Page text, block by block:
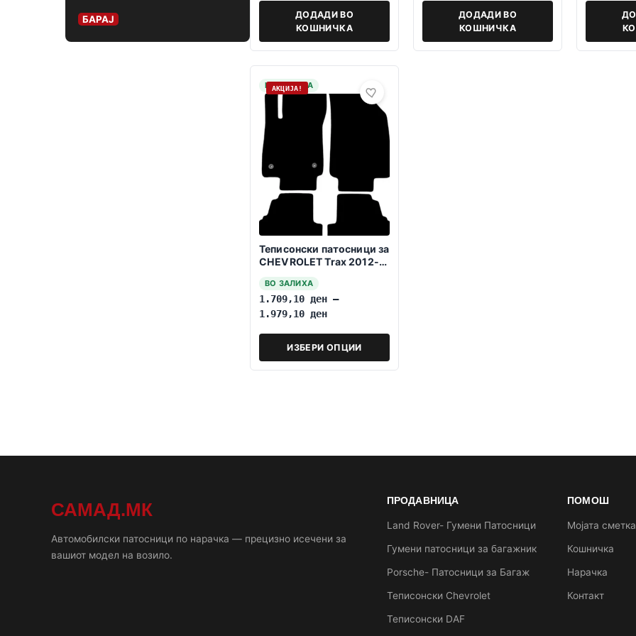
БАРАЈ
ДОДАДИ ВО
КОШНИЧКА
ДОДАДИ ВО
КОШНИЧКА
НА ЗАЛИХА
АКЦИЈА!
Теписонски патосници за
CHEVROLET Trax 2012-
ВО ЗАЛИХА
1.709,10 ден –
1.979,10 ден
ИЗБЕРИ ОПЦИИ
САМАД.МК
Автомобилски патосници по нарачка — прецизно исечени за
вашиот модел на возило.
ПРОДАВНИЦА
Land Rover- Гумени Патосници
Гумени патосници за багажник
Porsche- Патосници за Багаж
Теписонски Chevrolet
Теписонски DAF
ПОМОШ
Мојата сметка
Кошничка
Нарачка
Контакт